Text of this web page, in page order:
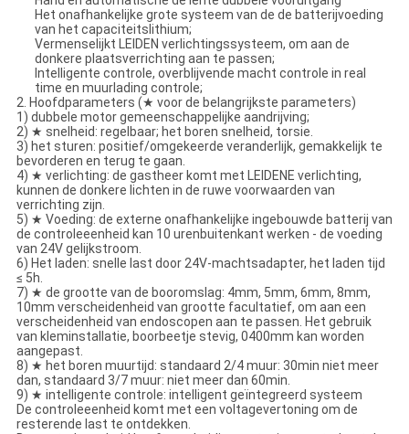
Het onafhankelijke grote systeem van de de batterijvoeding
van het capaciteitslithium;
Vermenselijkt LEIDEN verlichtingssysteem, om aan de
donkere plaatsverrichting aan te passen;
Intelligente controle, overblijvende macht controle in real
time en muurlading controle;
2. Hoofdparameters (★ voor de belangrijkste parameters)
1) dubbele motor gemeenschappelijke aandrijving;
2) ★ snelheid: regelbaar; het boren snelheid, torsie.
3) het sturen: positief/omgekeerde veranderlijk, gemakkelijk te
bevorderen en terug te gaan.
4) ★ verlichting: de gastheer komt met LEIDENE verlichting,
kunnen de donkere lichten in de ruwe voorwaarden van
verrichting zijn.
5) ★ Voeding: de externe onafhankelijke ingebouwde batterij van
de controleeenheid kan 10 urenbuitenkant werken - de voeding
van 24V gelijkstroom.
6) Het laden: snelle last door 24V-machtsadapter, het laden tijd
≤ 5h.
7) ★ de grootte van de booromslag: 4mm, 5mm, 6mm, 8mm,
10mm verscheidenheid van grootte facultatief, om aan een
verscheidenheid van endoscopen aan te passen. Het gebruik
van kleminstallatie, boorbeetje stevig, 0400mm kan worden
aangepast.
8) ★ het boren muurtijd: standaard 2/4 muur: 30min niet meer
dan, standaard 3/7 muur: niet meer dan 60min.
9) ★ intelligente controle: intelligent geïntegreerd systeem
De controleeenheid komt met een voltagevertoning om de
resterende last te ontdekken.